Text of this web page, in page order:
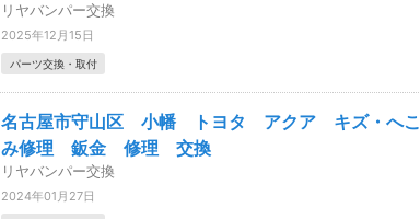
リヤバンパー交換
2025年12月15日
パーツ交換・取付
名古屋市守山区 小幡 トヨタ アクア キズ・へこ
み修理 鈑金 修理 交換
リヤバンパー交換
2024年01月27日